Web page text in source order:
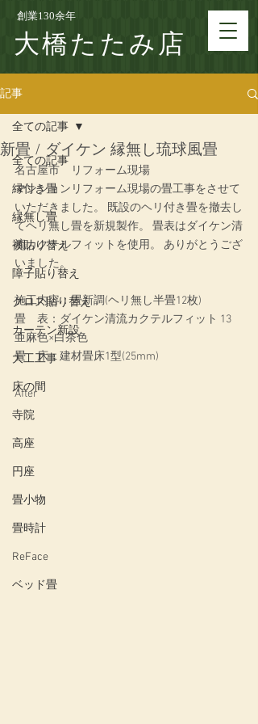
創業130余年
大橋たたみ店
記事
全ての記事
縁付き畳
縁無し畳
襖貼り替え
障子貼り替え
クロス貼り替え
カーテン新設
大工工事
床の間
寺院
高座
円座
畳小物
畳時計
ReFace
ベッド畳
全ての記事
新畳 / ダイケン 縁無し琉球風畳
名古屋市　リフォーム現場
マンションリフォーム現場の畳工事をさせて
いただきました。 既設のヘリ付き畳を撤去し
てヘリ無し畳を新規製作。 畳表はダイケン清
流カクテルフィットを使用。 ありがとうござ
いました。
施工内容：畳新調(ヘリ無し半畳12枚)
畳　表：ダイケン清流カクテルフィット 13
亜麻色×白茶色
畳　床：建材畳床1型(25mm)
After